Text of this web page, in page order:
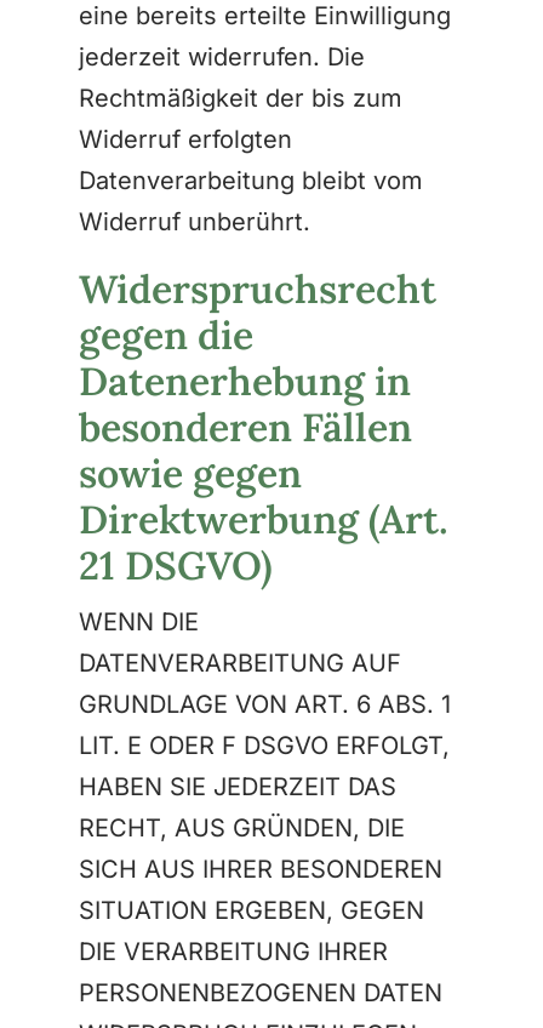
eine bereits erteilte Einwilligung
jederzeit widerrufen. Die
Rechtmäßigkeit der bis zum
Widerruf erfolgten
Datenverarbeitung bleibt vom
Widerruf unberührt.
Widerspruchsrecht
gegen die
Datenerhebung in
besonderen Fällen
sowie gegen
Direktwerbung (Art.
21 DSGVO)
WENN DIE
DATENVERARBEITUNG AUF
GRUNDLAGE VON ART. 6 ABS. 1
LIT. E ODER F DSGVO ERFOLGT,
HABEN SIE JEDERZEIT DAS
RECHT, AUS GRÜNDEN, DIE
SICH AUS IHRER BESONDEREN
SITUATION ERGEBEN, GEGEN
DIE VERARBEITUNG IHRER
PERSONENBEZOGENEN DATEN